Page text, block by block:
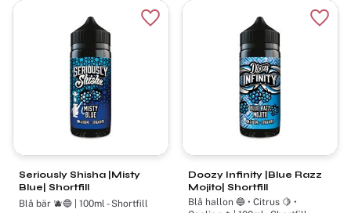
Seriously Shisha |Misty
Blue| Shortfill
Blå bär 🫐🔵 | 100ml - Shortfill
Lägg till i favoriter
Doozy Infinity |Blue Razz
Mojito| Shortfill
Blå hallon 🔵 • Citrus 🍋 •